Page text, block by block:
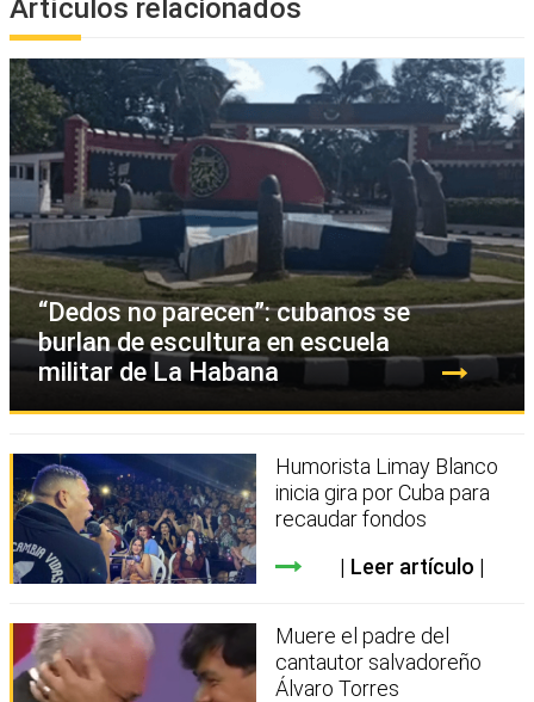
Artículos relacionados
“Dedos no parecen”: cubanos se
burlan de escultura en escuela
militar de La Habana
Humorista Limay Blanco
inicia gira por Cuba para
recaudar fondos
Leer artículo
Muere el padre del
cantautor salvadoreño
Álvaro Torres